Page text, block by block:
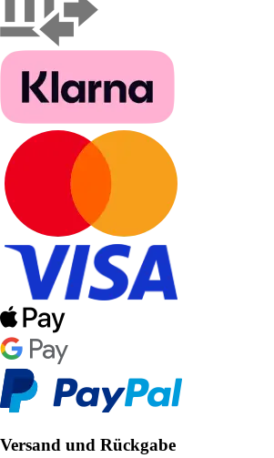
Versand und Rückgabe